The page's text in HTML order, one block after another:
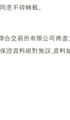
意不得轉載。
合交易所有限公司將
證資料絕對無誤,資料